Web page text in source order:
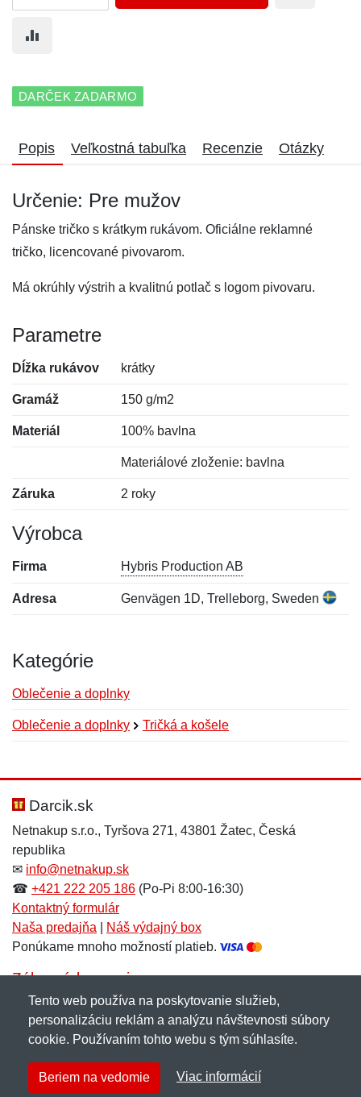
DARČEK ZADARMO
Popis Veľkostná tabuľka Recenzie Otázky
Určenie: Pre mužov
Pánske tričko s krátkym rukávom. Oficiálne reklamné
tričko, licencované pivovarom.
Má okrúhly výstrih a kvalitnú potlač s logom pivovaru.
Parametre
Dĺžka rukávov krátky
Gramáž 150 g/m2
Materiál 100% bavlna
Materiálové zloženie: bavlna
Záruka 2 roky
Výrobca
Firma Hybris Production AB
Adresa Genvägen 1D, Trelleborg, Sweden
Kategórie
Oblečenie a doplnky
Oblečenie a doplnky Tričká a košele
Hodnotenie:
Meno:*
E-mail:
Správa*
Meno:
E-mail:*
Správa*
Darcik.sk
Netnakup s.r.o., Tyršova 271, 43801 Žatec, Česká
republika
✉ info@netnakup.sk
☎ +421 222 205 186 (Po-Pi 8:00-16:30)
Kontaktný formulár
Naša predajňa
Náš výdajný box
Ponúkame mnoho možností platieb.
Zákaznícky servis
Novinky emailom
Copyright © 2007-2026 (19 rokov s vami)Netnakup.sk
NetIQ. Všetky práva vyhradené.
Tento web používa na poskytovanie služieb,
personalizáciu reklám a analýzu návštevnosti súbory
cookie. Používaním tohto webu s tým súhlasíte.
Beriem na vedomie Viac informácií